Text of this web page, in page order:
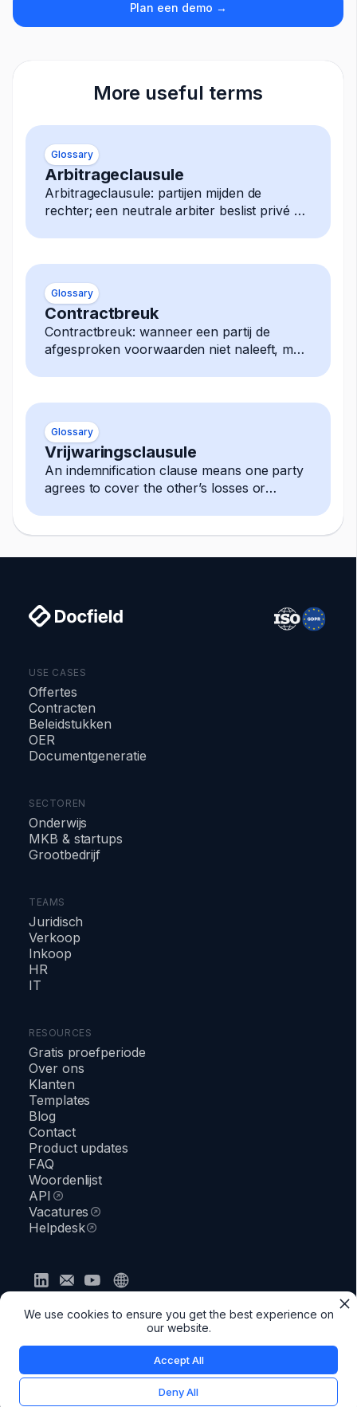
Plan een demo →
More useful terms
Glossary
Arbitrageclausule
Arbitrageclausule: partijen mijden de
rechter; een neutrale arbiter beslist privé elk
Glossary
Contractbreuk
Contractbreuk: wanneer een partij de
afgesproken voorwaarden niet naleeft, met
Glossary
Vrijwaringsclausule
An indemnification clause means one party
agrees to cover the other’s losses or
USE CASES
Offertes
Contracten
Beleidstukken
OER
Documentgeneratie
SECTOREN
Onderwijs
MKB & startups
Grootbedrijf
TEAMS
Juridisch
Verkoop
Inkoop
HR
IT
RESOURCES
Gratis proefperiode
Over ons
Klanten
Templates
Blog
Contact
Product updates
FAQ
Woordenlijst
API
Vacatures
Helpdesk
●Status
© 2026 Docfield. Better documents in less time.
We use cookies to ensure you get the best experience on
our website.
Deny All
Accept All